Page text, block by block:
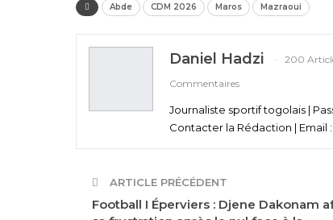
Abde CDM 2026 Maros Mazraoui
Daniel Hadzi 200
Commentaires
Journaliste sportif togolais |
Contacter la Rédaction | Email
ARTICLE PRÉCÉDENT
Football I Éperviers : Djene Dakonam